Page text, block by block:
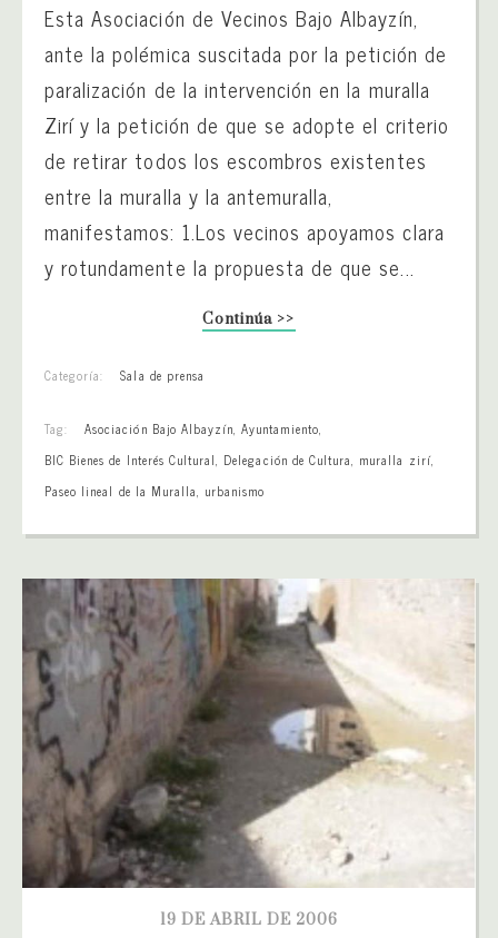
Esta Asociación de Vecinos Bajo Albayzín,
ante la polémica suscitada por la petición de
paralización de la intervención en la muralla
Zirí y la petición de que se adopte el criterio
de retirar todos los escombros existentes
entre la muralla y la antemuralla,
manifestamos: 1.Los vecinos apoyamos clara
y rotundamente la propuesta de que se...
Continúa >>
Categoría: Sala de prensa
Tag: Asociación Bajo Albayzín,Ayuntamiento,
BIC Bienes de Interés Cultural, Delegación de Cultura, muralla zirí,
Paseo lineal de la Muralla, urbanismo
19 DE ABRIL DE 2006